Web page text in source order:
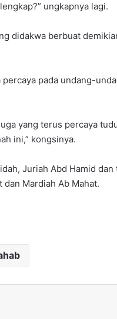
ungkapnya lagi.
didakwa berbuat
pada undang-
yang terus percaya
ini,” kongsinya.
Juriah Abd Hamid dan
dan Mardiah Ab Mahat.